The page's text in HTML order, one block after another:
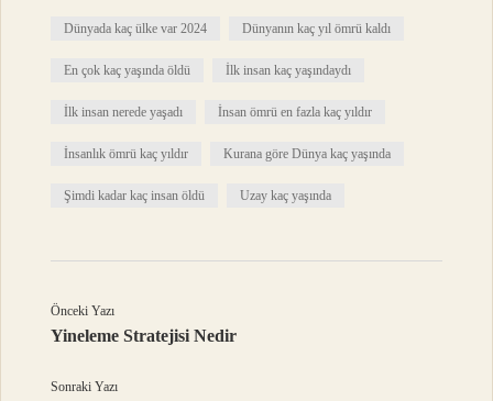
Dünyada kaç ülke var 2024 Dünyanın kaç yıl ömrü kaldı
En çok kaç yaşında öldü İlk insan kaç yaşındaydı
İlk insan nerede yaşadı İnsan ömrü en fazla kaç yıldır
İnsanlık ömrü kaç yıldır Kurana göre Dünya kaç yaşında
Şimdi kadar kaç insan öldü Uzay kaç yaşında
Önceki Yazı
Yineleme Stratejisi Nedir
Sonraki Yazı